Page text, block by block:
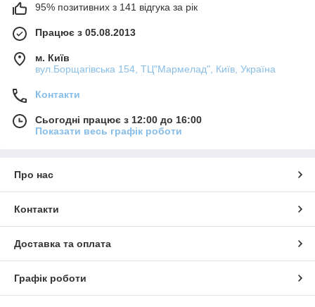
95% позитивних з 141 відгука за рік
Працює з 05.08.2013
м. Київ
вул.Борщагівська 154, ТЦ"Мармелад", Київ, Україна
Контакти
Сьогодні працює з 12:00 до 16:00
Показати весь графік роботи
Про нас
Контакти
Доставка та оплата
Графік роботи